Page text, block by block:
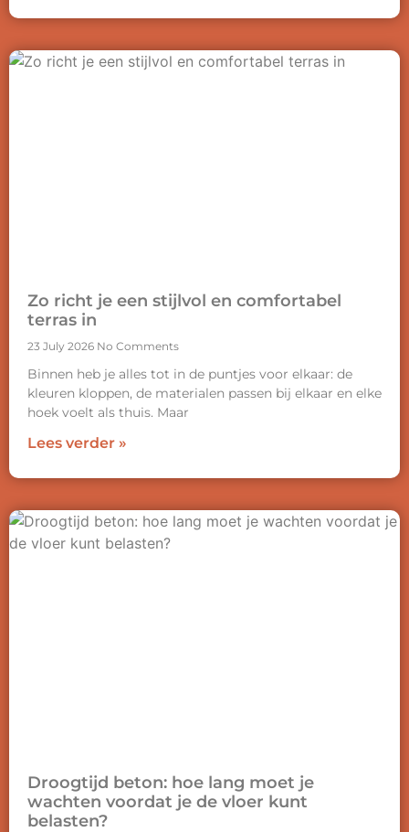
Zo richt je een stijlvol en comfortabel
terras in
23 July 2026 No Comments
Binnen heb je alles tot in de puntjes voor elkaar: de
kleuren kloppen, de materialen passen bij elkaar en elke
hoek voelt als thuis. Maar
Lees verder »
Droogtijd beton: hoe lang moet je
wachten voordat je de vloer kunt
belasten?